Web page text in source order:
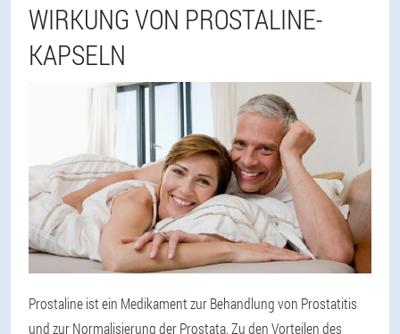
WIRKUNG VON PROSTALINE-
KAPSELN
Prostaline ist ein Medikament zur Behandlung von Prostatitis
und zur Normalisierung der Prostata. Zu den Vorteilen des